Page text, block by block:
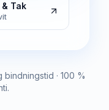
Tak
· 100 %